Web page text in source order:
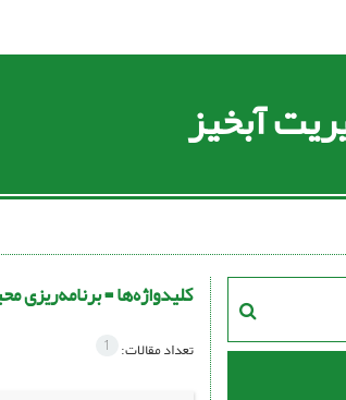
آبخیز
کلیدواژه‌ها =برنامه‌ریزی‌
تعداد مقالات: 1